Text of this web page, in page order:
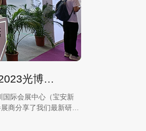
“技术驱动智慧生活”，北极芯微2023光博会完美落幕！
际会展中心（宝安新
商分享了我们最新研发